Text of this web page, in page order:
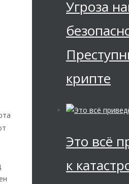
Угроза
крипте
Это всё
к